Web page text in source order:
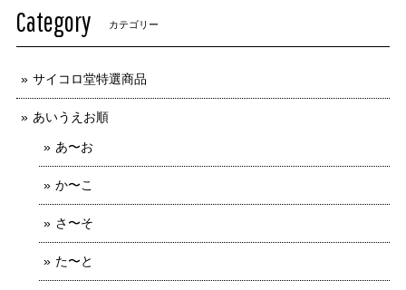
Category カテゴリー
サイコロ堂特選商品
あいうえお順
あ〜お
か〜こ
さ〜そ
た〜と